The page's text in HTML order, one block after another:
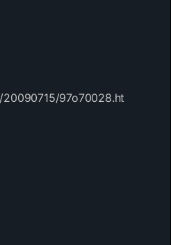
97o70028.ht